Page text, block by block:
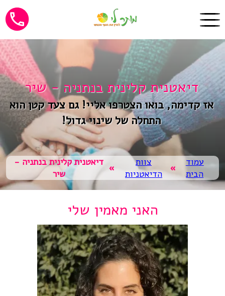
דיאטנית קלינית בנתניה - שיר
אז קדימה, בואו הצטרפו אליי! גם צעד קטן הוא
התחלה של שינוי גדול!
עמוד
הבית
»
צוות
הדיאטניות
» דיאטנית קלינית בנתניה -
שיר
האני מאמין שלי